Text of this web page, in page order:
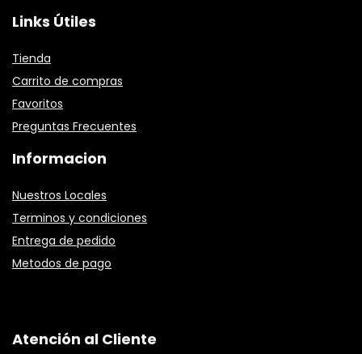
Links Útiles
Tienda
Carrito de compras
Favoritos
Preguntas Frecuentes
Informacion
Nuestros Locales
Terminos y condiciones
Entrega de pedido
Metodos de pago
Atención al Cliente